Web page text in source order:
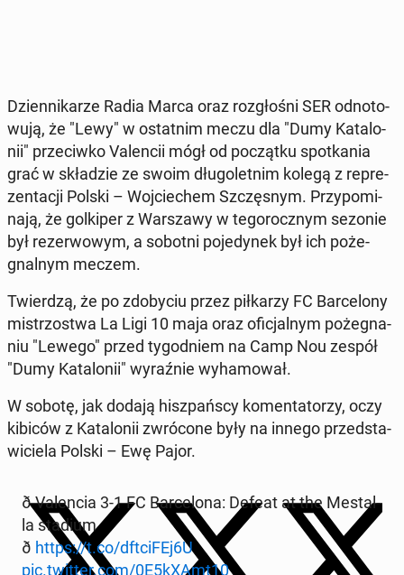
Dzien­ni­ka­rze Radia Marca oraz roz­gło­śni SER od­no­to­
wu­ją, że "Lewy" w ostat­nim meczu dla "Dumy Ka­ta­lo­
nii" prze­ciw­ko Va­len­cii mógł od po­cząt­ku spo­tka­nia
grać w skła­dzie ze swoim dłu­go­let­nim kolegą z re­pre­
zen­ta­cji Polski – Woj­cie­chem Szczę­snym. Przy­po­mi­
na­ją, że gol­ki­per z War­sza­wy w te­go­rocz­nym sezonie
był re­zer­wo­wym, a sobotni po­je­dy­nek był ich po­że­
gnal­nym meczem.
Twier­dzą, że po zdo­by­ciu przez pił­ka­rzy FC Bar­ce­lo­ny
mi­strzo­stwa La Ligi 10 maja oraz ofi­cjal­nym po­że­gna­
niu "Lewego" przed ty­go­dniem na Camp Nou zespół
"Dumy Ka­ta­lo­nii" wy­raź­nie wy­ha­mo­wał.
W sobotę, jak dodają hisz­pań­scy ko­men­ta­to­rzy, oczy
kibiców z Ka­ta­lo­nii zwró­co­ne były na innego przed­sta­
wi­cie­la Polski – Ewę Pajor.
ð Va­len­cia 3-1 FC Bar­ce­lo­na: Defeat at the Me­stal­
la stadium
ð https://t.co/dft­ci­FEj6U
pic.twitter.com/0E5kXAmt10